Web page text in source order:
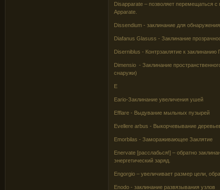
Disapparate – позволяет перемещаться
Apparate.
Dissendium - заклинание для
Diafanus Glasuss - Заклинание
Diserniblus - Контрзаклятие к заклинанию
Dimensio - Заклинание
снаружи)
E
Eario-Заклинание увеличения ушей
Efflare - Выдувание мыльных пузырей
Evellere arbus - Выкорчевывание
Emorbilas - Замораживающее Заклятие
Enervate [расслабься!] – обратно
энергетический заряд.
Engorgio – увеличивает размер цели,
Enodo - заклинание развязывания узлов